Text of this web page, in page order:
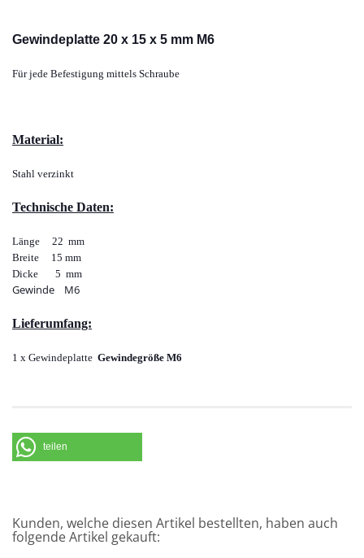
Gewindeplatte 20 x 15 x 5 mm M6
Für jede Befestigung mittels Schraube
Material:
Stahl verzinkt
Technische Daten:
Länge 22 mm
Breite 15 mm
Dicke 5 mm
Gewinde M6
Lieferumfang:
1 x Gewindeplatte Gewindegröße M6
teilen
Kunden, welche diesen Artikel bestellten, haben auch
folgende Artikel gekauft: